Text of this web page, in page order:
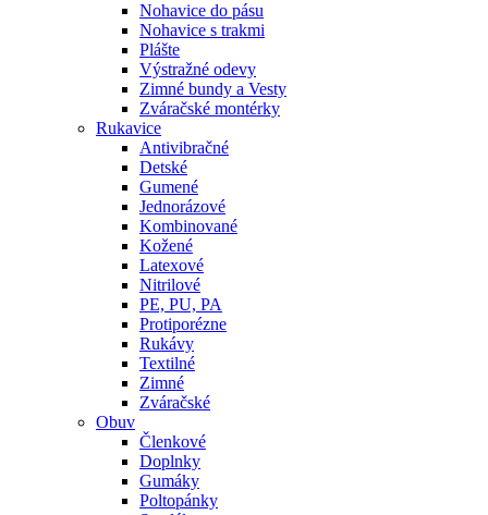
Nohavice do pásu
Nohavice s trakmi
Plášte
Výstražné odevy
Zimné bundy a Vesty
Zváračské montérky
Rukavice
Antivibračné
Detské
Gumené
Jednorázové
Kombinované
Kožené
Latexové
Nitrilové
PE, PU, PA
Protiporézne
Rukávy
Textilné
Zimné
Zváračské
Obuv
Členkové
Doplnky
Gumáky
Poltopánky